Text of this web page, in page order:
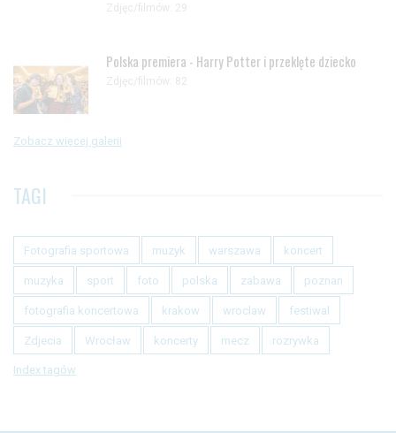
Zdjęc/filmów: 29
Polska premiera - Harry Potter i przeklęte dziecko
Zdjęc/filmów: 82
Zobacz więcej galerii
TAGI
Fotografia sportowa muzyk warszawa koncert
muzyka sport foto polska zabawa poznan
fotografia koncertowa krakow wroclaw festiwal
Zdjecia Wrocław koncerty mecz rozrywka
Index tagów